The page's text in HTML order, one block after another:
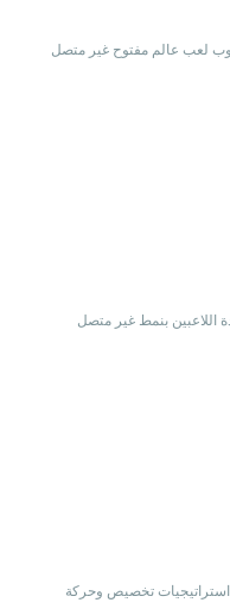
لعب عالم مفتوح غير متصل
اللاعبين بنمط غير متصل
تخصيص وحركة